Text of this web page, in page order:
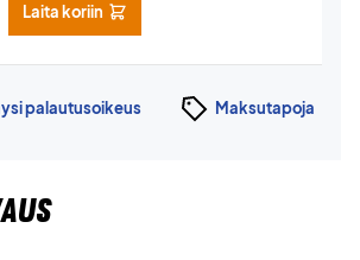
Laita koriin
palautusoikeus Maksutapoja